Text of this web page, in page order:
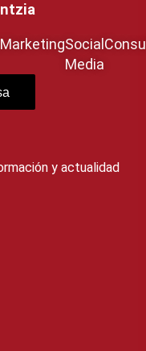
MarketingSocial
Media
y actualidad